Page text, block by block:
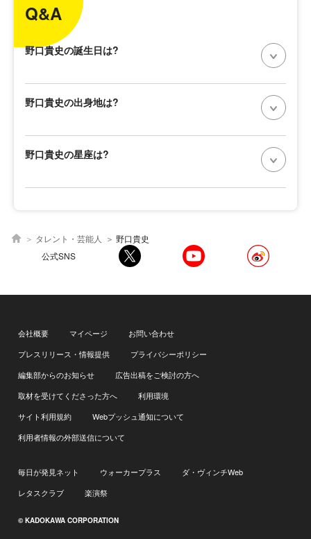
Q&A
野口貴史の誕生日は?
野口貴史の出身地は?
野口貴史の星座は?
タレント・芸能人
野口貴史
公式SNS
会社概要 マイページ
お問い合わせ
プレスリリース・情報提供
プライバシーポリシー
編集部からのお知らせ
広告出稿をご検討の方へ
取材を受けてくださった方へ
利用環境
サイト利用規約
Webプッシュ通知について
利用者情報の外部送信について
毎日が発見ネット ウォーカープラス
ダ・ヴィンチWeb
レタスクラブ
楽演祭
© KADOKAWA CORPORATION